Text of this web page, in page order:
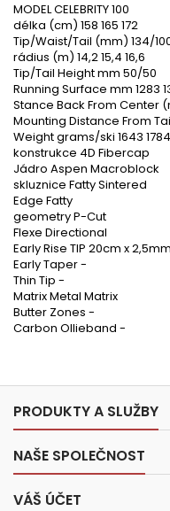
MODEL CELEBRITY 100
délka (cm) 158 165 172
Tip/Waist/Tail (mm) 134/
rádius (m) 14,2 15,4 16,6
Tip/Tail Height mm 50/50
Running Surface mm 1283
Stance Back From Center
Mounting Distance From
Weight grams/ski 1643
konstrukce 4D Fibercap
Jádro Aspen Macroblock
skluznice Fatty Sintered
Edge Fatty
geometry P-Cut
Flexe Directional
Early Rise TIP 20cm x 2,5mm
Early Taper -
Thin Tip -
Matrix Metal Matrix
Butter Zones -
Carbon Ollieband -
PRODUKTY A SLUŽBY
NAŠE SPOLEČNOST
VÁŠ ÚČET